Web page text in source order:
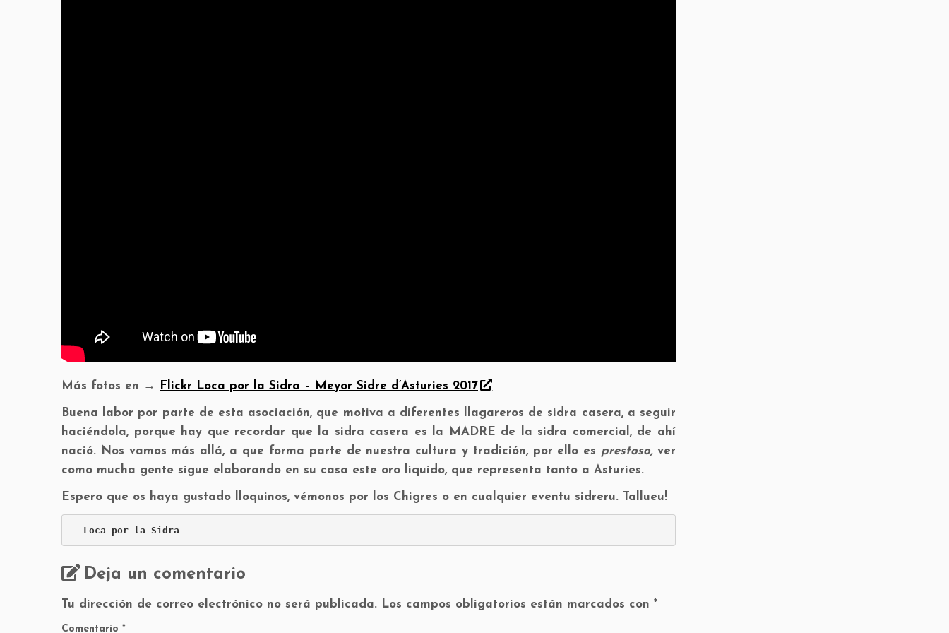
Más fotos en → Flickr Loca por la Sidra – Meyor Sidre d’Asturies 2017
Buena labor por parte de esta asociación, que motiva a diferentes llagareros de sidra casera, a seguir
haciéndola, porque hay que recordar que la sidra casera es la MADRE de la sidra comercial, de ahí
nació. Nos vamos más allá, a que forma parte de nuestra cultura y tradición, por ello es prestoso,ver
como mucha gente sigue elaborando en su casa este oro líquido, que representa tanto a Asturies.
Espero que os haya gustado lloquinos, vémonos por los Chigres o en cualquier eventu sidreru. Tallueu!
Loca por la Sidra
Deja un comentario
Tu dirección de correo electrónico no será publicada. Los campos obligatorios están marcados con *
Comentario *